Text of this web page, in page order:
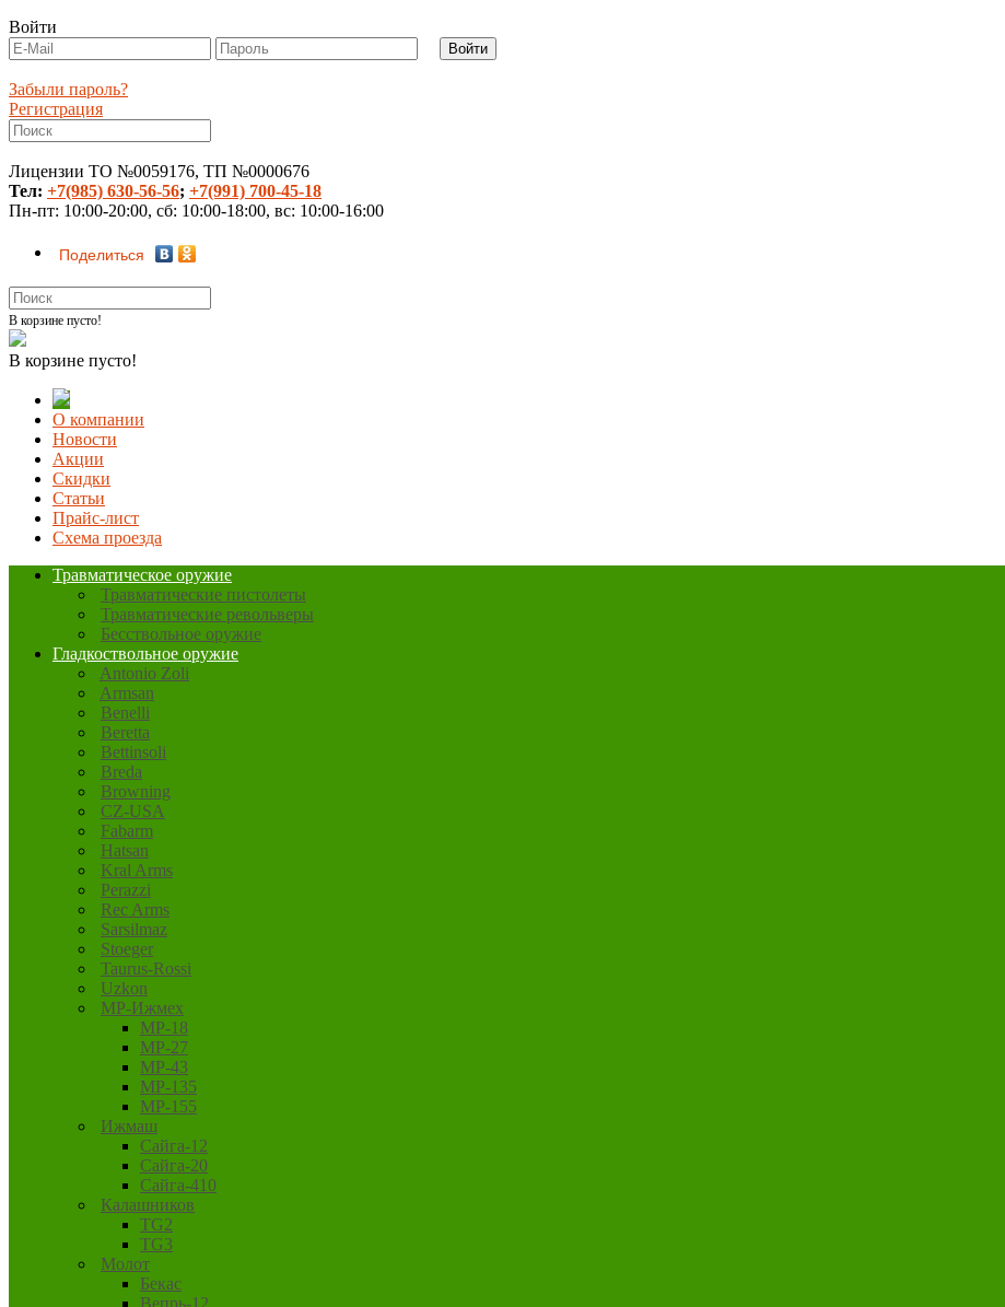
Войти
Забыли пароль?
Регистрация
Лицензии ТО №0059176, ТП №0000676
Тел: +7(985) 630-56-56; +7(991) 700-45-18
Пн-пт: 10:00-20:00, сб: 10:00-18:00, вс: 10:00-16:00
Поделиться
В корзине пусто!
В корзине пусто!
О компании
Новости
Акции
Скидки
Статьи
Прайс-лист
Схема проезда
Травматическое оружие
Травматические пистолеты
Травматические револьверы
Бесствольное оружие
Гладкоствольное оружие
Antonio Zoli
Armsan
Benelli
Beretta
Bettinsoli
Breda
Browning
CZ-USA
Fabarm
Hatsan
Kral Arms
Perazzi
Rec Arms
Sarsilmaz
Stoeger
Taurus-Rossi
Uzkon
MP-Ижмех
MP-18
MP-27
MP-43
MP-135
MP-155
Ижмаш
Сайга-12
Сайга-20
Сайга-410
Калашников
TG2
TG3
Молот
Бекас
Вепрь-12